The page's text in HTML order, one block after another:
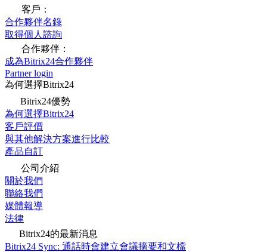
客戶：
合作夥伴名錄
取得個人諮詢
合作夥伴：
成為Bitrix24合作夥伴
Partner login
為何選擇Bitrix24
Bitrix24優勢
為何選擇Bitrix24
客戶評價
與其他解決方案進行比較
產品自訂
公司介紹
關於我們
聯絡我們
媒體報導
法律
Bitrix24的最新消息
Bitrix24 Sync: 通話時會建立會議摘要和文檔